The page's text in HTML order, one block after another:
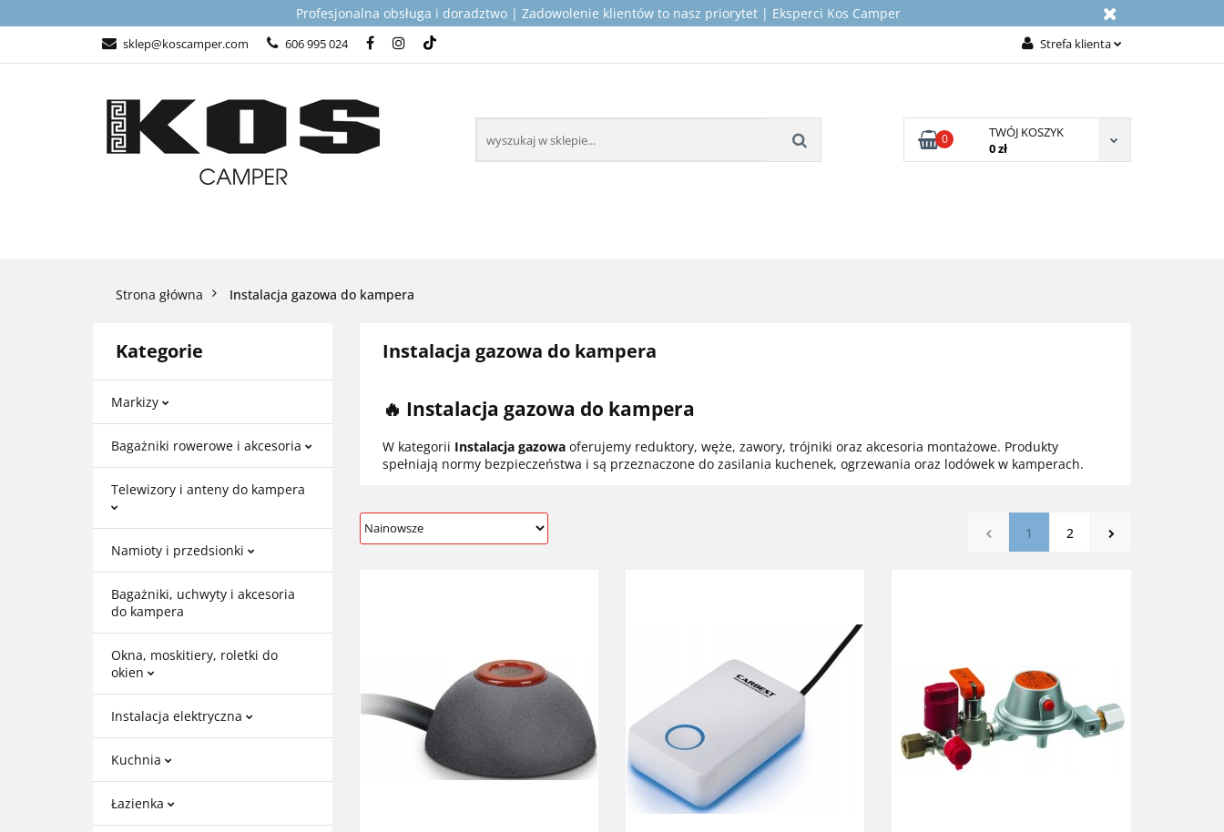
Profesjonalna obsługa i doradztwo | Zadowolenie klientów to nasz priorytet | Eksperci Kos Camper
sklep@koscamper.com 606 995 024 Strefa klienta
Dodaj zgłoszenie
Zgody cookies
0
TWÓJ KOSZYK
0 zł
KATEGORIE TOP PRODUKTY DLA KAMPERÓW MONTAŻ I SERWIS
Strona główna Instalacja gazowa do kampera
Kategorie
Markizy
Bagażniki rowerowe i akcesoria
Telewizory i anteny do kampera
Namioty i przedsionki
Bagażniki, uchwyty i akcesoria
do kampera
Okna, moskitiery, roletki do
okien
Instalacja elektryczna
Kuchnia
Łazienka
Instalacja gazowa do kampera
🔥 Instalacja gazowa do kampera
W kategorii Instalacja gazowaoferujemy reduktory, węże, zawory, trójniki oraz akcesoria montażowe. Produkty
spełniają normy bezpieczeństwa i są przeznaczone do zasilania kuchenek, ogrzewania oraz lodówek w kamperach.
1 2